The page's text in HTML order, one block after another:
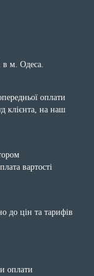
в м. Одеса.
оплати
клієнта, на наш
вартості
до цін та тарифів
оплати